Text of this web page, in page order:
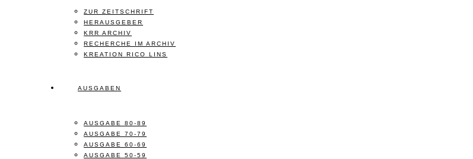
ZUR ZEITSCHRIFT
HERAUSGEBER
KRR ARCHIV
RECHERCHE IM ARCHIV
KREATION RICO LINS
AUSGABEN
AUSGABE 80-89
AUSGABE 70-79
AUSGABE 60-69
AUSGABE 50-59